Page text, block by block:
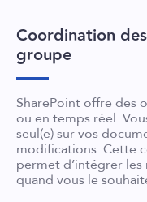
Coordination
groupe
SharePoint offre des
ou en temps réel.
seul(e) sur vos
modifications. Cette
permet d’intégrer les
quand vous le